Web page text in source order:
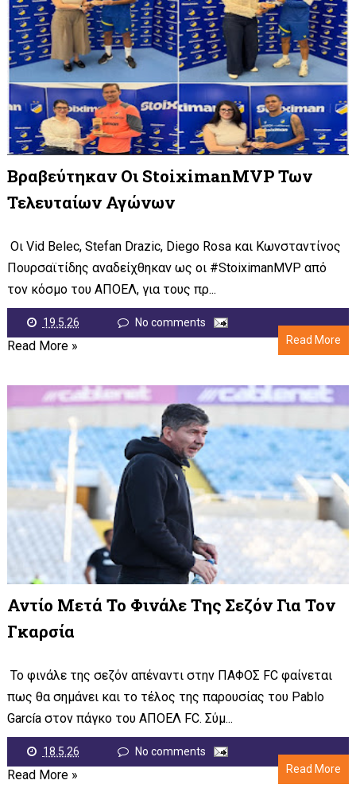
Βραβεύτηκαν Οι StoiximanMVP Των
Τελευταίων Αγώνων
Οι Vid Belec, Stefan Drazic, Diego Rosa και Κωνσταντίνος
Πουρσαϊτίδης αναδείχθηκαν ως οι #StoiximanMVP από
τον κόσμο του ΑΠΟΕΛ, για τους πρ...
19.5.26
No comments
Read More
Read More »
Αντίο Μετά Το Φινάλε Της Σεζόν Για Τον
Γκαρσία
Το φινάλε της σεζόν απέναντι στην ΠΑΦΟΣ FC φαίνεται
πως θα σημάνει και το τέλος της παρουσίας του Pablo
García στον πάγκο του ΑΠΟΕΛ FC. Σύμ...
18.5.26
No comments
Read More
Read More »